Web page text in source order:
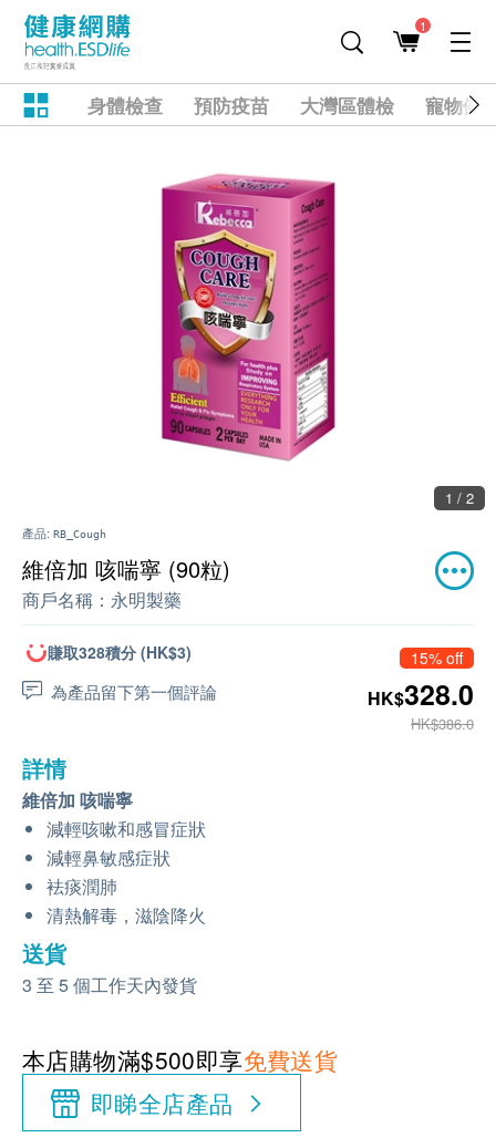
1
身體檢查 預防疫苗 大灣區體檢 寵物健
1 / 2
產品: RB_Cough
維倍加 咳喘寧 (90粒)
商戶名稱： 永明製藥
賺取328積分 (HK$3)
為產品留下第一個評論
15% off
HK$328.0
HK$386.0
詳情
維倍加 咳喘寧
減輕咳嗽和感冒症狀
減輕鼻敏感症狀
袪痰潤肺
清熱解毒，滋陰降火
送貨
3 至 5 個工作天內發貨
本店購物滿$500即享免費送貨
即睇全店產品